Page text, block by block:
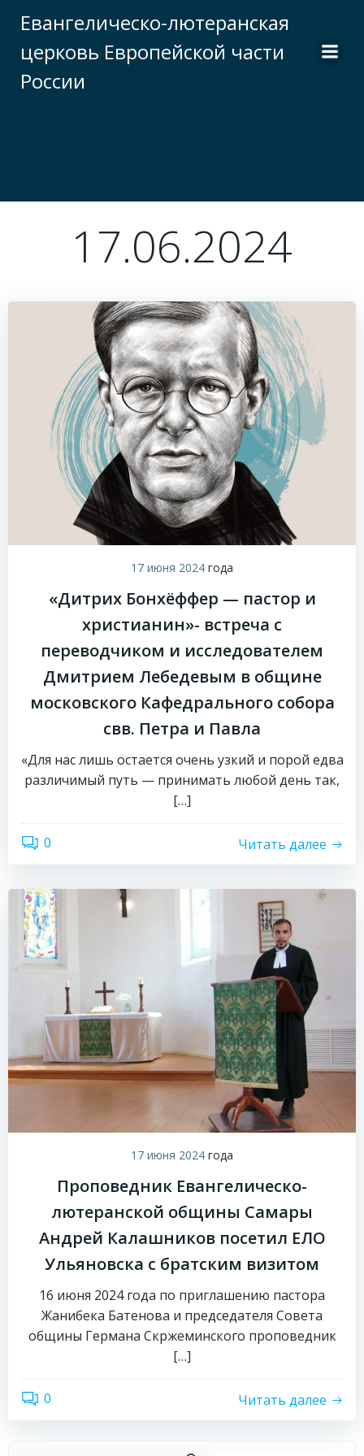
к
содержимому
Евангелическо-лютеранская
церковь Европейской части
России
17.06.2024
17 июня 2024 года
«Дитрих Бонхёффер — пастор и
христианин»- встреча с
переводчиком и исследователем
Дмитрием Лебедевым в общине
московского Кафедрального собора
свв. Петра и Павла
«Для нас лишь остается очень узкий и порой едва
различимый путь — принимать любой день так,
[…]
0 Читать далее
17 июня 2024 года
Проповедник Евангелическо-
лютеранской общины Самары
Андрей Калашников посетил ЕЛО
Ульяновска с братским визитом
16 июня 2024 года по приглашению пастора
Жанибека Батенова и председателя Совета
общины Германа Скржеминского проповедник
[…]
0 Читать далее